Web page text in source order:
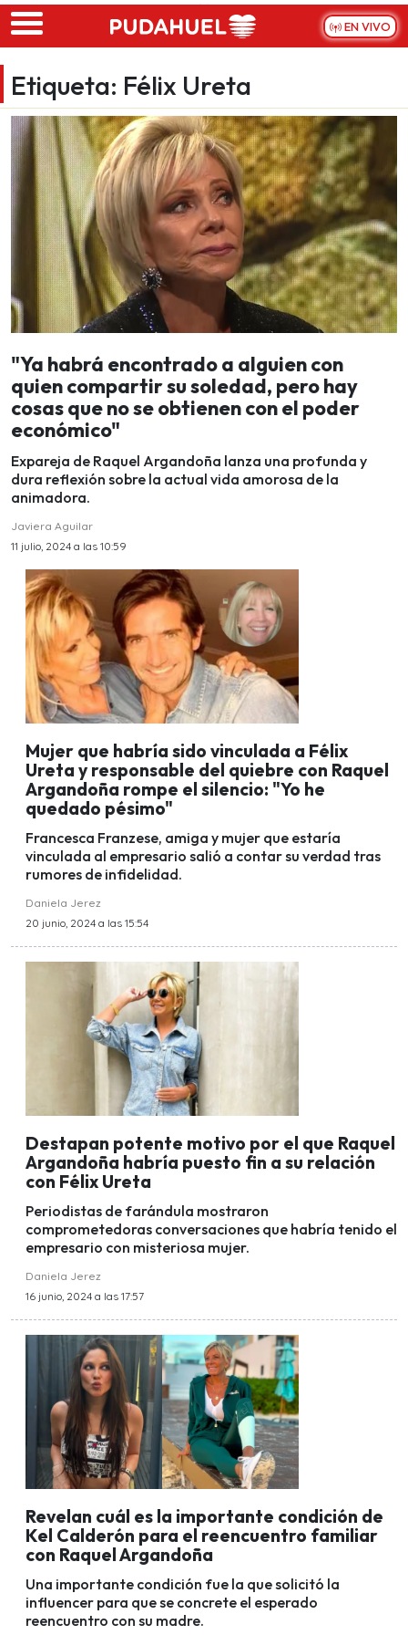
Skip to main content
EN VIVO
Etiqueta: Félix Ureta
"Ya habrá encontrado a alguien con
quien compartir su soledad, pero hay
cosas que no se obtienen con el poder
económico"
Expareja de Raquel Argandoña lanza una profunda y
dura reflexión sobre la actual vida amorosa de la
animadora.
Javiera Aguilar
11 julio, 2024 a las 10:59
Mujer que habría sido vinculada a Félix
Ureta y responsable del quiebre con Raquel
Argandoña rompe el silencio: "Yo he
quedado pésimo"
Francesca Franzese, amiga y mujer que estaría
vinculada al empresario salió a contar su verdad tras
rumores de infidelidad.
Daniela Jerez
20 junio, 2024 a las 15:54
Destapan potente motivo por el que Raquel
Argandoña habría puesto fin a su relación
con Félix Ureta
Periodistas de farándula mostraron
comprometedoras conversaciones que habría tenido el
empresario con misteriosa mujer.
Daniela Jerez
16 junio, 2024 a las 17:57
Revelan cuál es la importante condición de
Kel Calderón para el reencuentro familiar
con Raquel Argandoña
Una importante condición fue la que solicitó la
influencer para que se concrete el esperado
reencuentro con su madre.